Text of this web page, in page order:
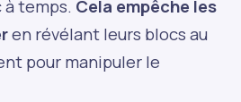
temps. Cela empêche les
en révélant leurs blocs au
pour manipuler le